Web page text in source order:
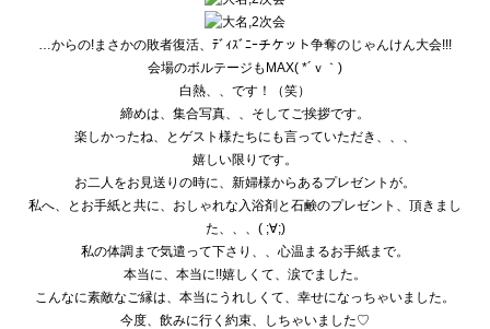
…からの!まさかの敗者復活、 ﾃﾞｨｽﾞﾆｰチケット争奪のじゃんけん大会!!!
会場のボルテージもMAX( *´ｖ｀)
白熱、、です！（笑）
締めは、集合写真、、そしてご挨拶です。
楽しかったね、とゲスト様たちにも言っていただき、、、
嬉しい限りです。
お二人をお見送りの時に、新婦様からあるプレゼントが。
私へ、とお手紙と共に、おしゃれな入浴剤と石鹸のプレゼント、 頂きまし
た、、、( ;∀;)
私の体調まで気遣って下さり、、心温まるお手紙まで。
本当に、本当に!!嬉しくて、涙でました。
こんなに素敵なご縁は、本当にうれしくて、 幸せになっちゃいました。
今度、飲みに行く約束、しちゃいました♡